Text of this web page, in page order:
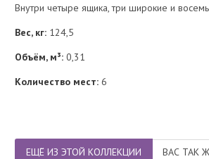
Внутри четыре ящика, три широкие и
Вес, кг: 124,5
Объём, м³: 0,31
Количество мест: 6
ЕЩЁ ИЗ ЭТОЙ КОЛЛЕКЦИИ ВАС ТАК